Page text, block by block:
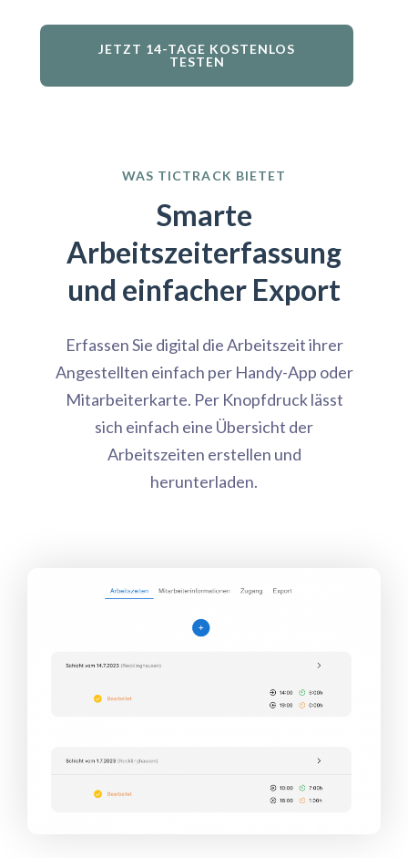
JETZT 14-TAGE KOSTENLOS
TESTEN
WAS TICTRACK BIETET
Smarte
Arbeitszeiterfassung
und einfacher Export
Erfassen Sie digital die Arbeitszeit ihrer
Angestellten einfach per Handy-App oder
Mitarbeiterkarte. Per Knopfdruck lässt
sich einfach eine Übersicht der
Arbeitszeiten erstellen und
herunterladen.